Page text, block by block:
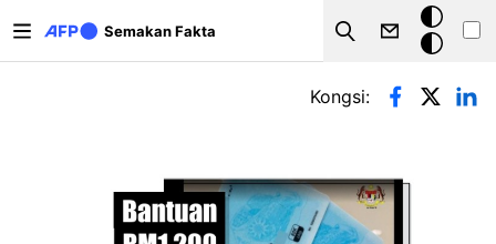
Semakan Fakta
Search
Mod
gelap
Tab-tab utama
Kongsi: